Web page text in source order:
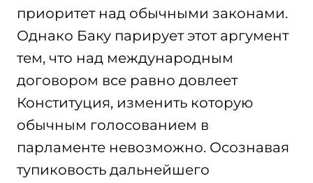
приоритет над обычными законами.
Однако Баку парирует этот аргумент
тем, что над международным
договором все равно довлеет
Конституция, изменить которую
обычным голосованием в
парламенте невозможно. Осознавая
тупиковость дальнейшего